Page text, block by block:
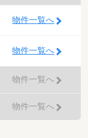
物件一覧へ
物件一覧へ
物件一覧へ
物件一覧へ